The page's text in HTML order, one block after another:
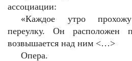
ассоциации:
«Каждое утро
переулку. Он расположен
возвышается над ним <…>
Опера.